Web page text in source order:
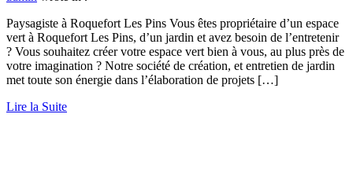
Paysagiste à Roquefort Les Pins Vous êtes propriétaire d’un espace
vert à Roquefort Les Pins, d’un jardin et avez besoin de l’entretenir
? Vous souhaitez créer votre espace vert bien à vous, au plus près de
votre imagination ? Notre société de création, et entretien de jardin
met toute son énergie dans l’élaboration de projets […]
Lire la Suite